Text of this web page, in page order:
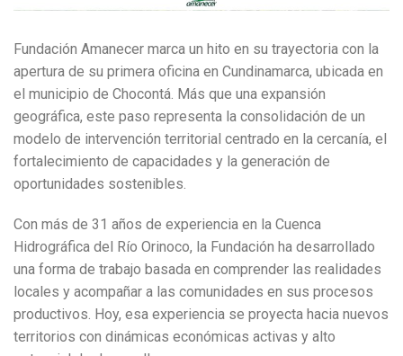
Fundación Amanecer marca un hito en su trayectoria con la
apertura de su primera oficina en Cundinamarca, ubicada en
el municipio de Chocontá. Más que una expansión
geográfica, este paso representa la consolidación de un
modelo de intervención territorial centrado en la cercanía, el
fortalecimiento de capacidades y la generación de
oportunidades sostenibles.
Con más de 31 años de experiencia en la Cuenca
Hidrográfica del Río Orinoco, la Fundación ha desarrollado
una forma de trabajo basada en comprender las realidades
locales y acompañar a las comunidades en sus procesos
productivos. Hoy, esa experiencia se proyecta hacia nuevos
territorios con dinámicas económicas activas y alto